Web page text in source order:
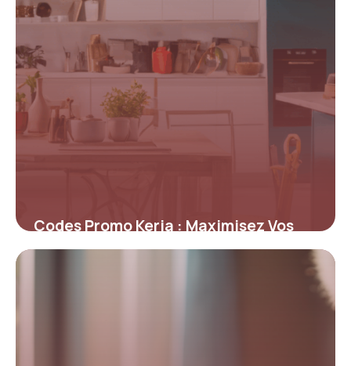
Codes Promo Keria : Maximisez Vos
Économies sur l’Éclairage Design